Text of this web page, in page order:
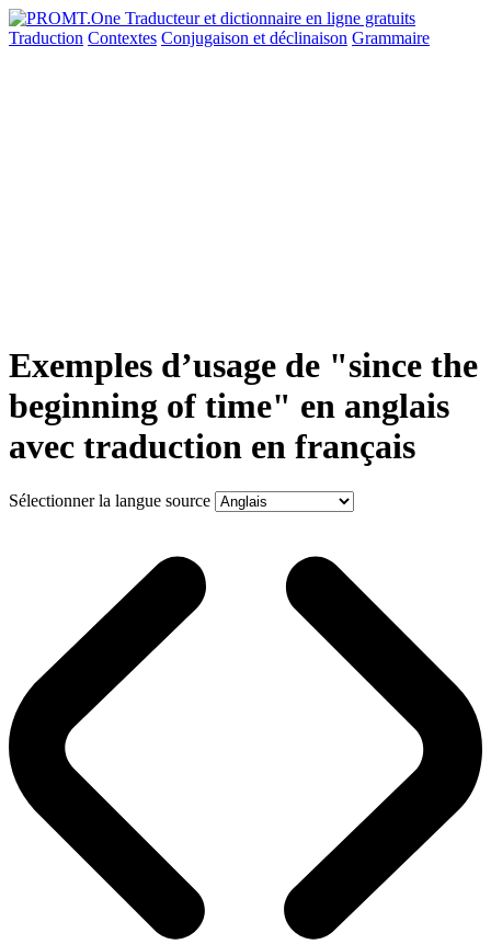
Traduction Contextes Conjugaison et déclinaison Grammaire
Exemples d’usage de "since the
beginning of time" en anglais
avec traduction en français
Sélectionner la langue source